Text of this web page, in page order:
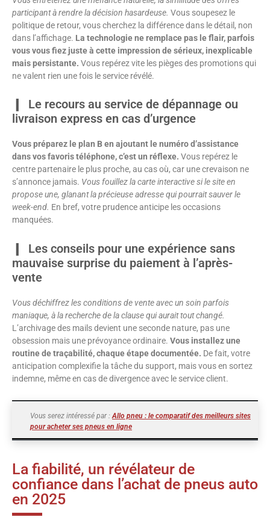
participant à rendre la décision hasardeuse. Vous soupesez le
politique de retour, vous cherchez la différence dans le détail, non
dans l’affichage. La technologie ne remplace pas le flair, parfois
vous vous fiez juste à cette impression de sérieux, inexplicable
mais persistante. Vous repérez vite les pièges des promotions qui
ne valent rien une fois le service révélé.
Le recours au service de dépannage ou
livraison express en cas d’urgence
Vous préparez le plan B en ajoutant le numéro d’assistance
dans vos favoris téléphone, c’est un réflexe. Vous repérez le
centre partenaire le plus proche, au cas où, car une crevaison ne
s’annonce jamais. Vous fouillez la carte interactive si le site en
propose une, glanant la précieuse adresse qui pourrait sauver le
week-end. En bref, votre prudence anticipe les occasions
manquées.
Les conseils pour une expérience sans
mauvaise surprise du paiement à l’après-
vente
Vous déchiffrez les conditions de vente avec un soin parfois
maniaque, à la recherche de la clause qui aurait tout changé.
L’archivage des mails devient une seconde nature, pas une
obsession mais une prévoyance ordinaire. Vous installez une
routine de traçabilité, chaque étape documentée. De fait, votre
anticipation complexifie la tâche du support, mais vous en sortez
indemne, même en cas de divergence avec le service client.
Vous serez intéressé par : Allo pneu : le comparatif des meilleurs sites
pour acheter ses pneus en ligne
La fiabilité, un révélateur de
confiance dans l’achat de pneus auto
en 2025